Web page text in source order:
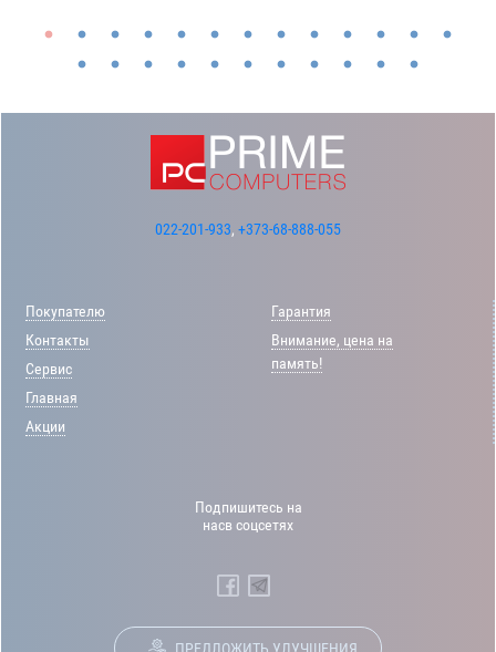
022-201-933, +373-68-888-055
Покупателю
Контакты
Сервис
Главная
Акции
Гарантия
Внимание, цена на
память!
Подпишитесь на
насв соцсетях